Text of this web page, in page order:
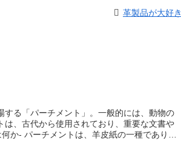
革製品が大好き
、古代から使用されており、重要な文書や